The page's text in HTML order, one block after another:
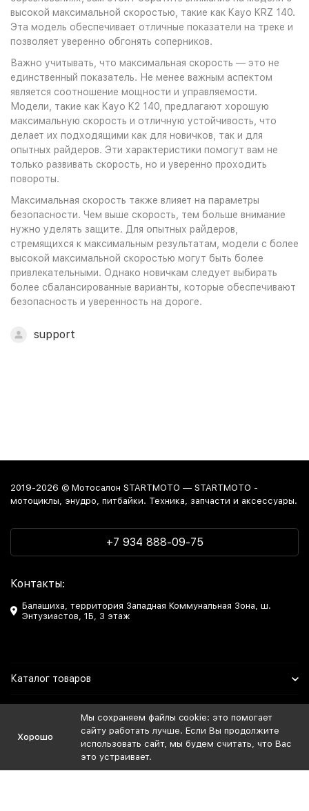
высокой максимальной скоростью, такие как Kayo KRZ 140.
Эта модель обеспечивает отличные показатели на треке и
позволяет уверенно обгонять соперников.
Важно учитывать, что максимальная скорость — это не
единственный показатель. Не менее важным аспектом
является соотношение мощности и управляемости.
Модели, такие как Kayo K2 140, предлагают хорошую
максимальную скорость и отличную устойчивость, что
делает их подходящими как для новичков, так и для
опытных райдеров. Эти характеристики помогут вам не
только развивать скорость, но и уверенно проходить
повороты.
Максимальная скорость также влияет на параметры
безопасности. Чем выше скорость, тем больше внимание
нужно уделять защите. Для опытных райдеров,
стремящихся к максимальным результатам, модели с более
высокой максимальной скоростью могут быть более
привлекательными. Однако новичкам следует выбирать
более сбалансированные варианты, которые обеспечивают
безопасность и уверенность на дороге.
support
2019-2026 © Мотосалон STARTMOTO — STARTMOTO -
мотоциклы, энудро, питбайки. Техника, запчасти и аксессуары.
+7 934 888-09-75
Контакты:
Балашиха, территория Западная Коммунальная Зона, ш.
Энтузиастов, 1Б, 3 этаж
Каталог товаров
Мы в Соцсетях
Хорошо
Мы сохраняем файлы cookie: это помогает
сайту работать лучше. Если Вы продолжите
использовать сайт, мы будем считать, что Вас
это устраивает.